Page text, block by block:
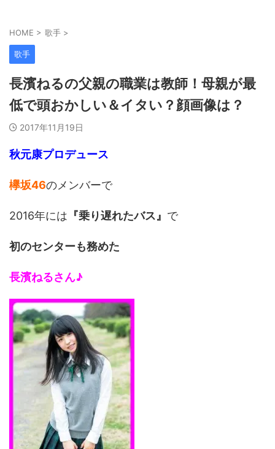
HOME > 歌手 >
歌手
長濱ねるの父親の職業は教師！母親が最
低で頭おかしい＆イタい？顔画像は？
2017年11月19日
秋元康プロデュース
欅坂46のメンバーで
2016年には 『乗り遅れたバス』 で
初のセンターも務めた
長濱ねるさん♪